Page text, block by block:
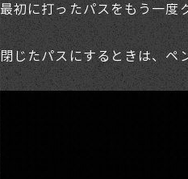
最初に打ったパスをもう一度
閉じたパスにするときは、ペ